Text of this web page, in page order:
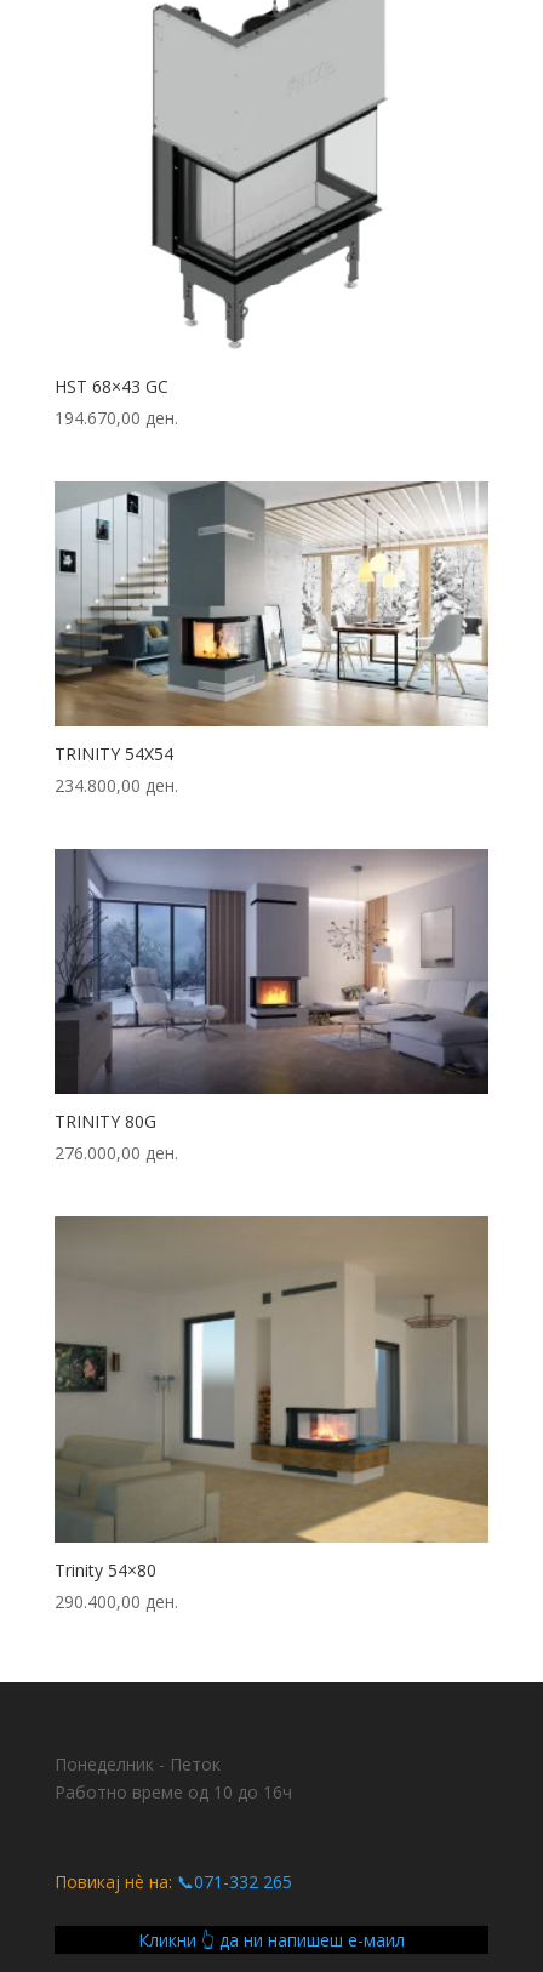
HST 68×43 GC
194.670,00 ден.
TRINITY 54X54
234.800,00 ден.
TRINITY 80G
276.000,00 ден.
Trinity 54×80
290.400,00 ден.
Понеделник - Петок
Работно време од 10 до 16ч
Повикај нѐ на: 📞071-332 265
Кликни 👆 да ни напишеш е-маил